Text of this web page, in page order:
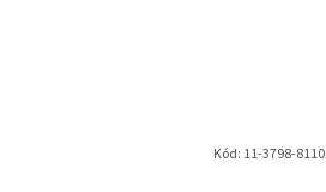
Kód: 11-3798-8110